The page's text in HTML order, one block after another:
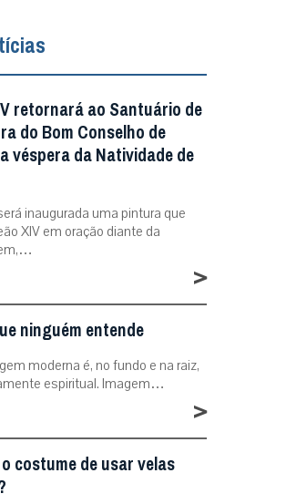
retornará ao Santuário de
do Bom Conselho de
véspera da Natividade de
inaugurada uma pintura que
XIV em oração diante da
>
ninguém entende
moderna é, no fundo e na raiz,
espiritual. Imagem…
>
costume de usar velas